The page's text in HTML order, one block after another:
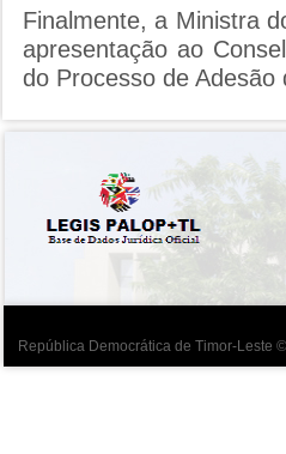
Finalmente, a Ministra
apresentação ao
do Processo de Adesão
República Democrática de Timor-Leste